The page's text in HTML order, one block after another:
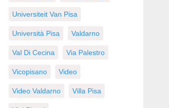
Universiteit Van Pisa
Università Pisa Valdarno
Val Di Cecina Via Palestro
Vicopisano Video
Video Valdarno Villa Pisa